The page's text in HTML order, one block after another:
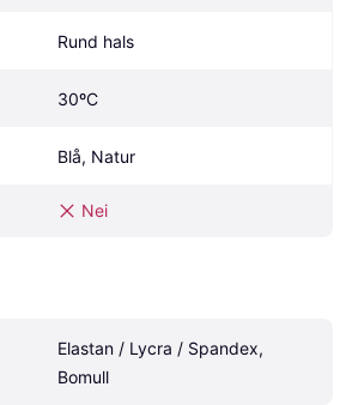
Rund hals
30ºC
Blå, Natur
Nei
Elastan / Lycra / Spandex,
Bomull